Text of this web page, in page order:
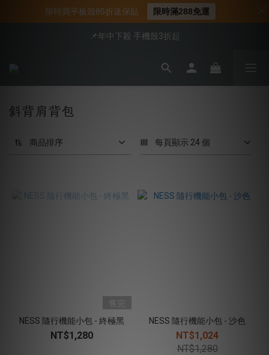
📍新客首購現折$50｜加入會員立即領取
📍新客首購現折$50｜加入會員立即領取
📌年中下殺 手機殼3折起
會員享全館95折優惠
斜背肩背包
商品排序 每頁顯示 24 個
售完
NESS 隨行機能小包 - 終極黑
NT$1,280
NESS 隨行機能小包 - 沙色
NT$1,024
NT$1,280
限時買平板殼85折送保貼 限時滿288免運